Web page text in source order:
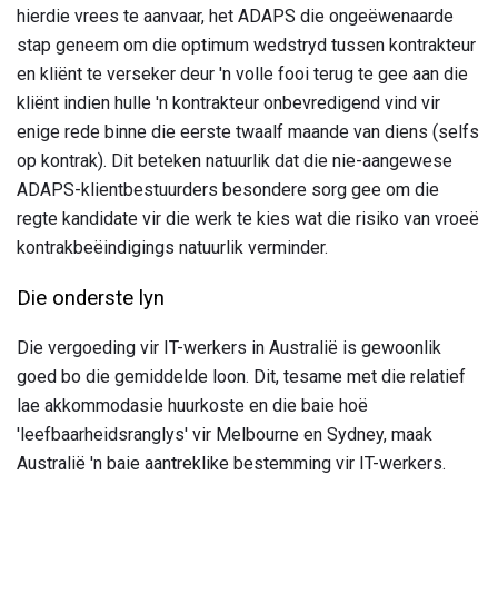
hierdie vrees te aanvaar, het ADAPS die ongeëwenaarde
stap geneem om die optimum wedstryd tussen kontrakteur
en kliënt te verseker deur 'n volle fooi terug te gee aan die
kliënt indien hulle 'n kontrakteur onbevredigend vind vir
enige rede binne die eerste twaalf maande van diens (selfs
op kontrak). Dit beteken natuurlik dat die nie-aangewese
ADAPS-klientbestuurders besondere sorg gee om die
regte kandidate vir die werk te kies wat die risiko van vroeë
kontrakbeëindigings natuurlik verminder.
Die onderste lyn
Die vergoeding vir IT-werkers in Australië is gewoonlik
goed bo die gemiddelde loon. Dit, tesame met die relatief
lae akkommodasie huurkoste en die baie hoë
'leefbaarheidsranglys' vir Melbourne en Sydney, maak
Australië 'n baie aantreklike bestemming vir IT-werkers.